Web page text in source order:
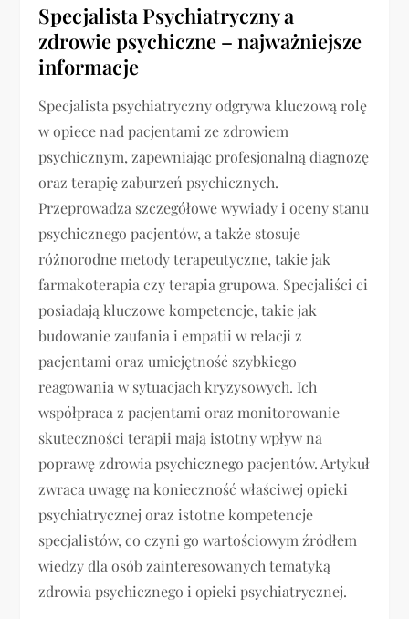
Specjalista Psychiatryczny a
zdrowie psychiczne – najważniejsze
informacje
Specjalista psychiatryczny odgrywa kluczową rolę
w opiece nad pacjentami ze zdrowiem
psychicznym, zapewniając profesjonalną diagnozę
oraz terapię zaburzeń psychicznych.
Przeprowadza szczegółowe wywiady i oceny stanu
psychicznego pacjentów, a także stosuje
różnorodne metody terapeutyczne, takie jak
farmakoterapia czy terapia grupowa. Specjaliści ci
posiadają kluczowe kompetencje, takie jak
budowanie zaufania i empatii w relacji z
pacjentami oraz umiejętność szybkiego
reagowania w sytuacjach kryzysowych. Ich
współpraca z pacjentami oraz monitorowanie
skuteczności terapii mają istotny wpływ na
poprawę zdrowia psychicznego pacjentów. Artykuł
zwraca uwagę na konieczność właściwej opieki
psychiatrycznej oraz istotne kompetencje
specjalistów, co czyni go wartościowym źródłem
wiedzy dla osób zainteresowanych tematyką
zdrowia psychicznego i opieki psychiatrycznej.